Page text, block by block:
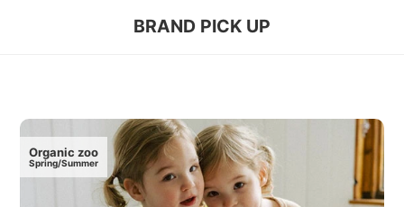
BRAND PICK UP
Organic zoo
Spring/Summer